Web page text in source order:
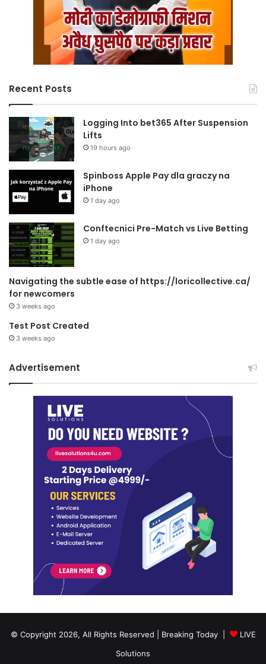
Recent Posts
Logging Into bet365 After Suspension
Lifts
19 hours ago
Spinboss Apple Pay dla graczy na
iPhone
1 day ago
Conftecnici Pre-Match vs Live Betting
1 day ago
Navigating the subtle ease of https://loricollective.ca/
for newcomers
3 weeks ago
Test Post Created
3 weeks ago
Advertisement
© Copyright 2026, All Rights Reserved | Breaking Today |
LIVE
Solutions